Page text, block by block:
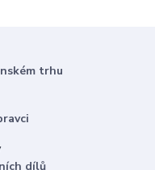
trhu
dílů